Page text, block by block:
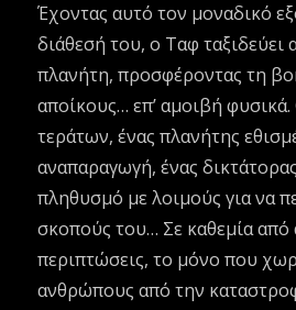
Έχοντας αυτό τον μοναδικό
διάθεσή του, ο Ταφ ταξιδεύει
πλανήτη, προσφέροντας τη
αποίκους… επ’ αμοιβή
τεράτων, ένας πλανήτης
αναπαραγωγή, ένας
πληθυσμό με λοιμούς για να
σκοπούς του… Σε καθεμία από
περιπτώσεις, το μόνο που
ανθρώπους από την